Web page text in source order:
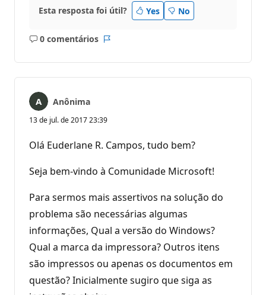
Esta resposta foi útil? Yes No
0 comentários
Sem
Relatório
Anônima
13 de jul. de 2017 23:39
Olá Euderlane R. Campos, tudo bem?
Seja bem-vindo à Comunidade Microsoft!
Para sermos mais assertivos na solução do
problema são necessárias algumas
informações, Qual a versão do Windows?
Qual a marca da impressora? Outros itens
são impressos ou apenas os documentos em
questão? Inicialmente sugiro que siga as